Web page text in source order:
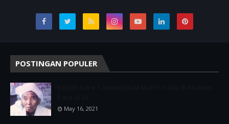
POSTINGAN POPULER
May 16, 2021